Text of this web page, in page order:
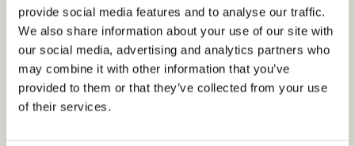
provide social media features and to analyse our traffic.
We also share information about your use of our site with
our social media, advertising and analytics partners who
may combine it with other information that you’ve
provided to them or that they’ve collected from your use
of their services.